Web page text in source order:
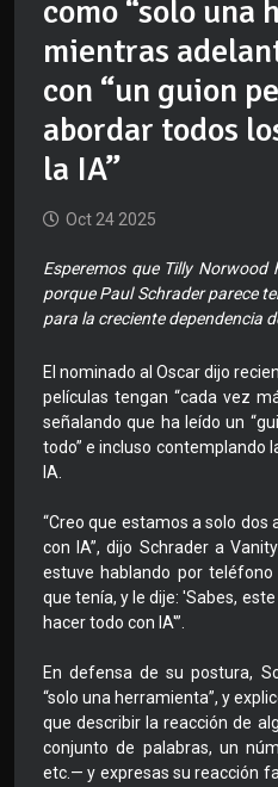
como “solo una
mientras
con “un guion
abordar todos
la IA”
Oct 24 2025
Esperemos que Tilly
porque Paul Schrader parece
para la creciente dependencia
El nominado al Oscar dijo
películas tengan “cada vez
señalando que ha leído un
todo” e incluso contemplando
IA.
“Creo que estamos a solo
con IA”, dijo Schrader a
estuve hablando por
que tenía, y le dije: 'Sabes,
hacer todo con IA'”.
En defensa de su postura,
“solo una herramienta”, y
que describir la reacción de
conjunto de palabras, un
etc.— y expresas su reacción